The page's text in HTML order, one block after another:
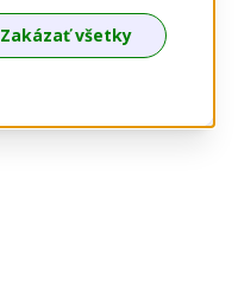
Zakázať všetky